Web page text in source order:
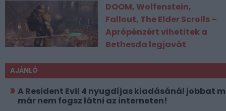
DOOM, Wolfenstein,
Fallout, The Elder Scrolls –
Aprópénzért vihetitek a
Bethesda legjavát
AJÁNLÓ
A Resident Evil 4 nyugdíjas kiadásánál jobbat
már nem fogsz látni az interneten!